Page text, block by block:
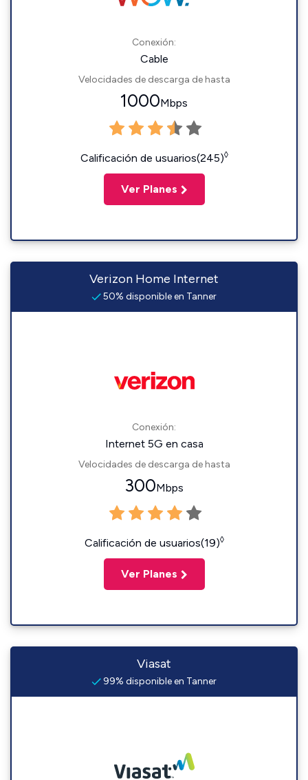
Conexión:
Cable
Velocidades de descarga de hasta
1000Mbps
Calificación de usuarios(245)◊
Ver Planes
Verizon Home Internet
50% disponible en Tanner
Conexión:
Internet 5G en casa
Velocidades de descarga de hasta
300Mbps
Calificación de usuarios(19)◊
Ver Planes
Viasat
99% disponible en Tanner